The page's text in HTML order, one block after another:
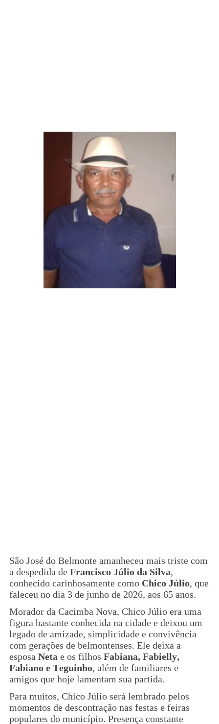
São José do Belmonte amanheceu mais triste com
a despedida deFrancisco Júlio da Silva,
conhecido carinhosamente como Chico Júlio, que
faleceu no dia 3 de junho de 2026, aos 65 anos.
Morador da Cacimba Nova, Chico Júlio era uma
figura bastante conhecida na cidade e deixou um
legado de amizade, simplicidade e convivência
com gerações de belmontenses. Ele deixa a
esposaNeta e os filhosFabiana, Fabielly,
Fabiano e Teguinho, além de familiares e
amigos que hoje lamentam sua partida.
Para muitos, Chico Júlio será lembrado pelos
momentos de descontração nas festas e feiras
populares do município. Presença constante